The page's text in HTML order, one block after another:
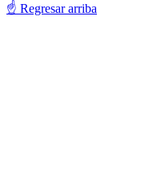
☝️ Regresar arriba